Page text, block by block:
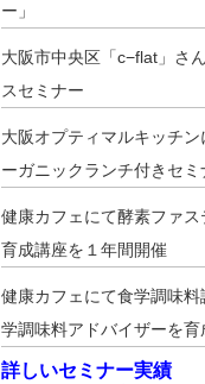
ー」
大阪市中央区「c−flat」さ
スセミナー
大阪オプティマルキッチ
ーガニックランチ付きセミ
健康カフェにて酵素ファ
育成講座を１年間開催
健康カフェにて食学調味
学調味料アドバイザーを育
詳しいセミナー実績